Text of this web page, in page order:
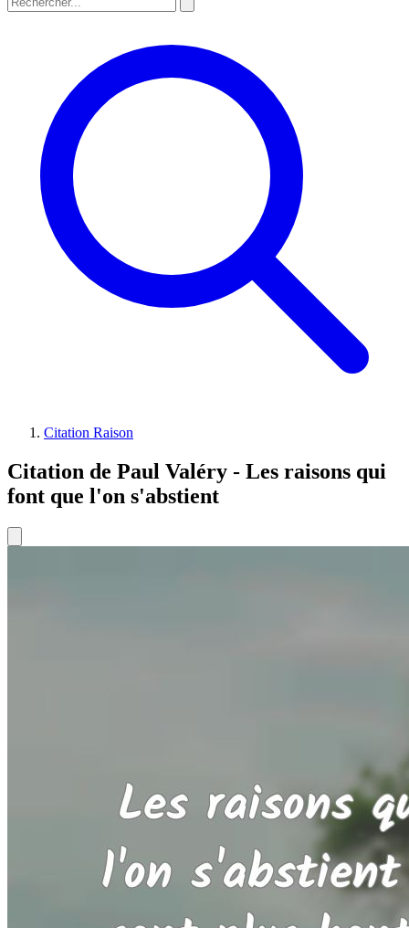
Citation Raison
Citation de Paul Valéry - Les raisons qui
font que l'on s'abstient